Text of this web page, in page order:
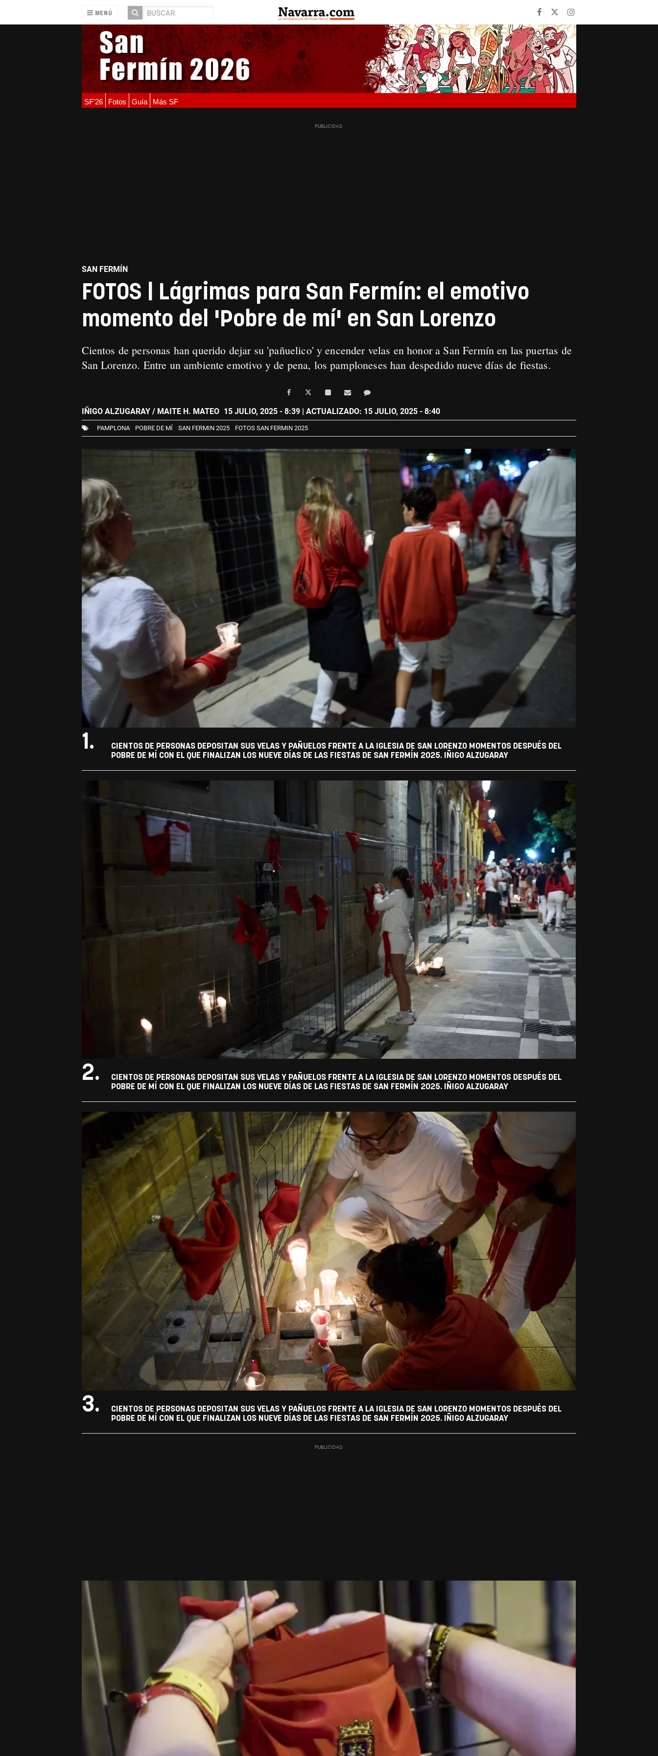
MENÚ
SF'26 Fotos Guía Más SF
SAN FERMÍN
FOTOS | Lágrimas para San Fermín: el emotivo
momento del 'Pobre de mí' en San Lorenzo
Cientos de personas han querido dejar su 'pañuelico' y encender velas en honor a San Fermín en las puertas de
San Lorenzo. Entre un ambiente emotivo y de pena, los pamploneses han despedido nueve días de fiestas.
IÑIGO ALZUGARAY / MAITE H. MATEO 15 JULIO, 2025 - 8:39| ACTUALIZADO: 15 JULIO, 2025 - 8:40
PAMPLONA POBRE DE MÍ SAN FERMIN 2025 FOTOS SAN FERMIN 2025
1.
CIENTOS DE PERSONAS DEPOSITAN SUS VELAS Y PAÑUELOS FRENTE A LA IGLESIA DE SAN LORENZO MOMENTOS DESPUÉS DEL
POBRE DE MÍ CON EL QUE FINALIZAN LOS NUEVE DÍAS DE LAS FIESTAS DE SAN FERMÍN 2025. IÑIGO ALZUGARAY
2.
CIENTOS DE PERSONAS DEPOSITAN SUS VELAS Y PAÑUELOS FRENTE A LA IGLESIA DE SAN LORENZO MOMENTOS DESPUÉS DEL
POBRE DE MÍ CON EL QUE FINALIZAN LOS NUEVE DÍAS DE LAS FIESTAS DE SAN FERMÍN 2025. IÑIGO ALZUGARAY
3.
CIENTOS DE PERSONAS DEPOSITAN SUS VELAS Y PAÑUELOS FRENTE A LA IGLESIA DE SAN LORENZO MOMENTOS DESPUÉS DEL
POBRE DE MÍ CON EL QUE FINALIZAN LOS NUEVE DÍAS DE LAS FIESTAS DE SAN FERMÍN 2025. IÑIGO ALZUGARAY